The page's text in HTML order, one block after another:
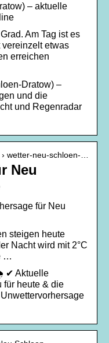
– aktuelle
Am Tag ist es
vereinzelt etwas
erreichen
Dratow) –
und die
und Regenradar
wetter-neu-schloen-…
Neu
für Neu
steigen heute
Nacht wird mit 2°C
…
✔ Aktuelle
für heute & die